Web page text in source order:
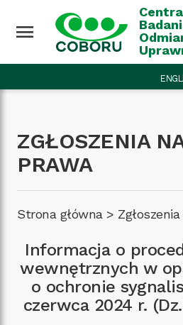
menu
ZGŁOSZENIA
PRAWA
Strona główna>
Informacja o
wewnętrznych w
o ochronie
czerwca 2024 r.